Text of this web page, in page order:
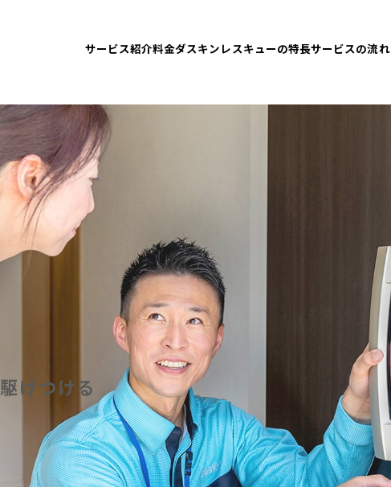
サービス紹介料金ダスキンレスキューの特長サービスの流れ
駆けつける